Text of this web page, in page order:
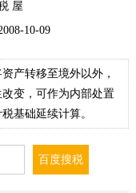
屋
10-09
产转移至境外以外，
变，可作为内部处置
基础延续计算。